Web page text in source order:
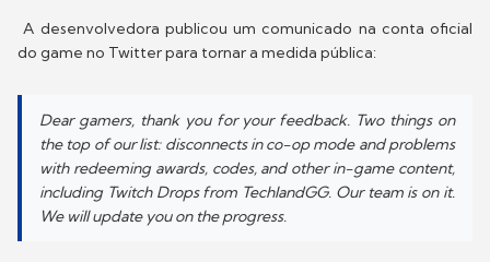
A desenvolvedora publicou um comunicado na conta oficial
do game no Twitter para tornar a medida pública:
Dear gamers, thank you for your feedback. Two things on
the top of our list: disconnects in co-op mode and problems
with redeeming awards, codes, and other in-game content,
including Twitch Drops from TechlandGG. Our team is on it.
We will update you on the progress.